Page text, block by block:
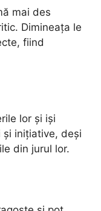
mai des
Dimineața le
fiind
lor și iși
inițiative, deși
din jurul lor.